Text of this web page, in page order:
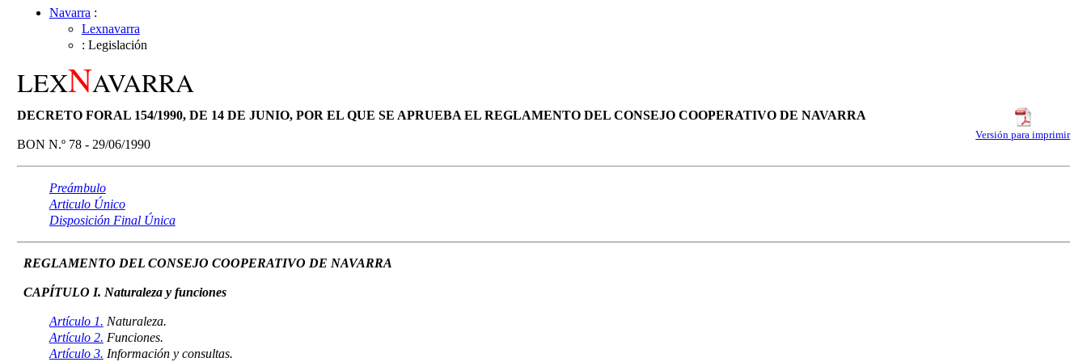
Navarra:
Lexnavarra
: Legislación
LEXNAVARRA
Versión para imprimir
DECRETO FORAL 154/1990, DE 14 DE JUNIO, POR EL QUE SE APRUEBA EL REGLAMENTO DEL CONSEJO COOPERATIVO DE NAVARRA
BON N.º 78 - 29/06/1990
Preámbulo
Articulo Único
Disposición Final Única
REGLAMENTO DEL CONSEJO COOPERATIVO DE NAVARRA
CAPÍTULO I. Naturaleza y funciones
Artículo 1. Naturaleza.
Artículo 2. Funciones.
Artículo 3. Información y consultas.